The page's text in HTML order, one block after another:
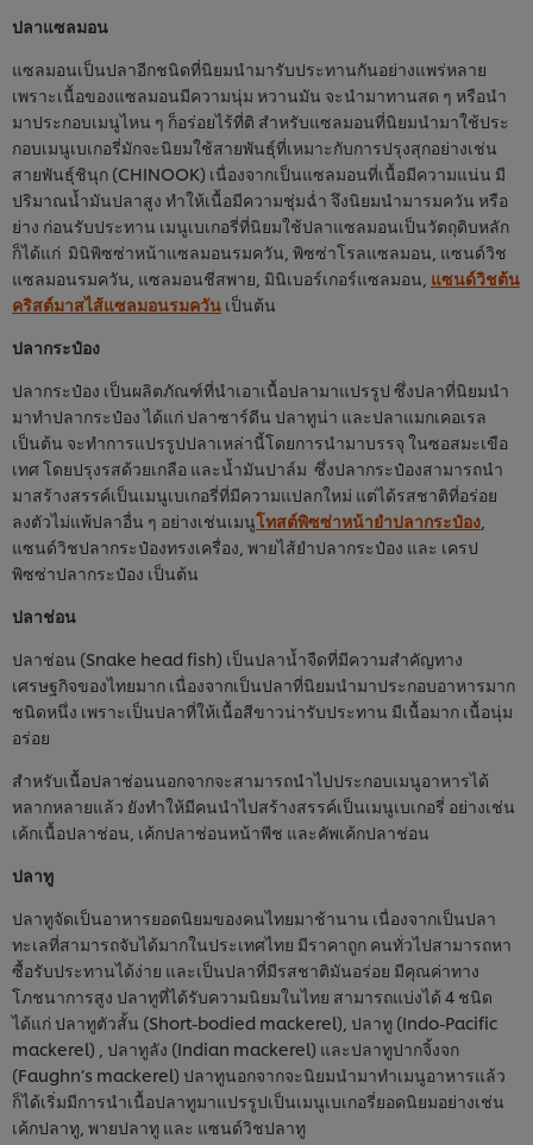
ปลาแซลมอน
แซลมอนเป็นปลาอีกชนิดที่นิยมนำมารับประทานกันอย่างแพร่หลาย
เพราะเนื้อของแซลมอนมีความนุ่ม หวานมัน จะนำมาทานสด ๆ หรือนำ
มาประกอบเมนูไหน ๆ ก็อร่อยไร้ที่ติ สำหรับแซลมอนที่นิยมนำมาใช้ประ
กอบเมนูเบเกอรี่มักจะนิยมใช้สายพันธุ์ที่เหมาะกับการปรุงสุกอย่างเช่น
สายพันธุ์ชินุก (CHINOOK) เนื่องจากเป็นแซลมอนที่เนื้อมีความแน่น มี
ปริมาณน้ำมันปลาสูง ทำให้เนื้อมีความชุ่มฉ่ำ จึงนิยมนำมารมควัน หรือ
ย่าง ก่อนรับประทาน เมนูเบเกอรี่ที่นิยมใช้ปลาแซลมอนเป็นวัตถุดิบหลัก
ก็ได้แก่ มินิพิซซ่าหน้าแซลมอนรมควัน, พิซซ่าโรลแซลมอน, แซนด์วิช
แซลมอนรมควัน, แซลมอนชีสพาย, มินิเบอร์เกอร์แซลมอน, แซนด์วิชต้น
คริสต์มาสไส้แซลมอนรมควัน เป็นต้น
ปลากระป๋อง
ปลากระป๋อง เป็นผลิตภัณฑ์ที่นำเอาเนื้อปลามาแปรรูป ซึ่งปลาที่นิยมนำ
มาทำปลากระป๋อง ได้แก่ ปลาซาร์ดีน ปลาทูน่า และปลาแมกเคอเรล
เป็นต้น จะทำการแปรรูปปลาเหล่านี้โดยการนำมาบรรจุ ในซอสมะเขือ
เทศ โดยปรุงรสด้วยเกลือ และน้ำมันปาล์ม ซึ่งปลากระป๋องสามารถนำ
มาสร้างสรรค์เป็นเมนูเบเกอรี่ที่มีความแปลกใหม่ แต่ได้รสชาติที่อร่อย
ลงตัวไม่แพ้ปลาอื่น ๆ อย่างเช่นเมนูโทสต์พิซซ่าหน้ายำปลากระป๋อง
แซนด์วิชปลากระป๋องทรงเครื่อง, พายไส้ยำปลากระป๋อง และ เครป
พิซซ่าปลากระป๋อง เป็นต้น
ปลาช่อน
ปลาช่อน (Snake head fish) เป็นปลาน้ำจืดที่มีความสำคัญทาง
เศรษฐกิจของไทยมาก เนื่องจากเป็นปลาที่นิยมนำมาประกอบอาหารมาก
ชนิดหนึ่ง เพราะเป็นปลาที่ให้เนื้อสีขาวน่ารับประทาน มีเนื้อมาก เนื้อนุ่ม
อร่อย
สำหรับเนื้อปลาช่อนนอกจากจะสามารถนำไปประกอบเมนูอาหารได้
หลากหลายแล้ว ยังทำให้มีคนนำไปสร้างสรรค์เป็นเมนูเบเกอรี่ อย่างเช่น
เค้กเนื้อปลาช่อน, เค้กปลาช่อนหน้าพีช และคัพเค้กปลาช่อน
ปลาทู
ปลาทูจัดเป็นอาหารยอดนิยมของคนไทยมาช้านาน เนื่องจากเป็นปลา
ทะเลที่สามารถจับได้มากในประเทศไทย มีราคาถูก คนทั่วไปสามารถหา
ซื้อรับประทานได้ง่าย และเป็นปลาที่มีรสชาติมันอร่อย มีคุณค่าทาง
โภชนาการสูง ปลาทูที่ได้รับความนิยมในไทย สามารถแบ่งได้ 4 ชนิด
ได้แก่ ปลาทูตัวสั้น (Short-bodied mackerel), ปลาทู (Indo-Pacific
mackerel) , ปลาทูลัง (Indian mackerel) และปลาทูปากจิ้งจก
(Faughn’s mackerel) ปลาทูนอกจากจะนิยมนำมาทำเมนูอาหารแล้ว
ก็ได้เริ่มมีการนำเนื้อปลาทูมาแปรรูปเป็นเมนูเบเกอรี่ยอดนิยมอย่างเช่น
เค้กปลาทู, พายปลาทู และ แซนด์วิชปลาทู